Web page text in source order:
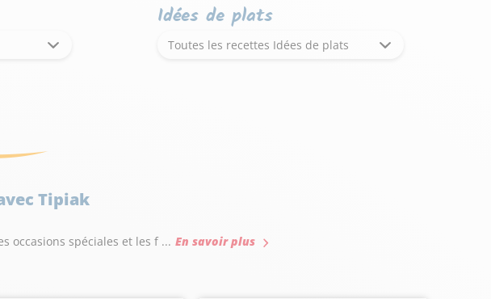
Idées de plats
Toutes les recettes Idées de plats
Tipiak
occasions spéciales et les f ... En savoir plus